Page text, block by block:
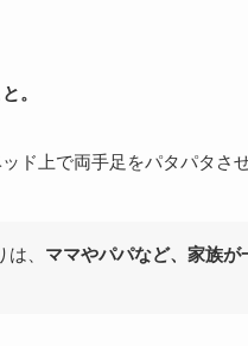
。
ド上で両手足をパタパタさ
、 ママやパパなど、家族